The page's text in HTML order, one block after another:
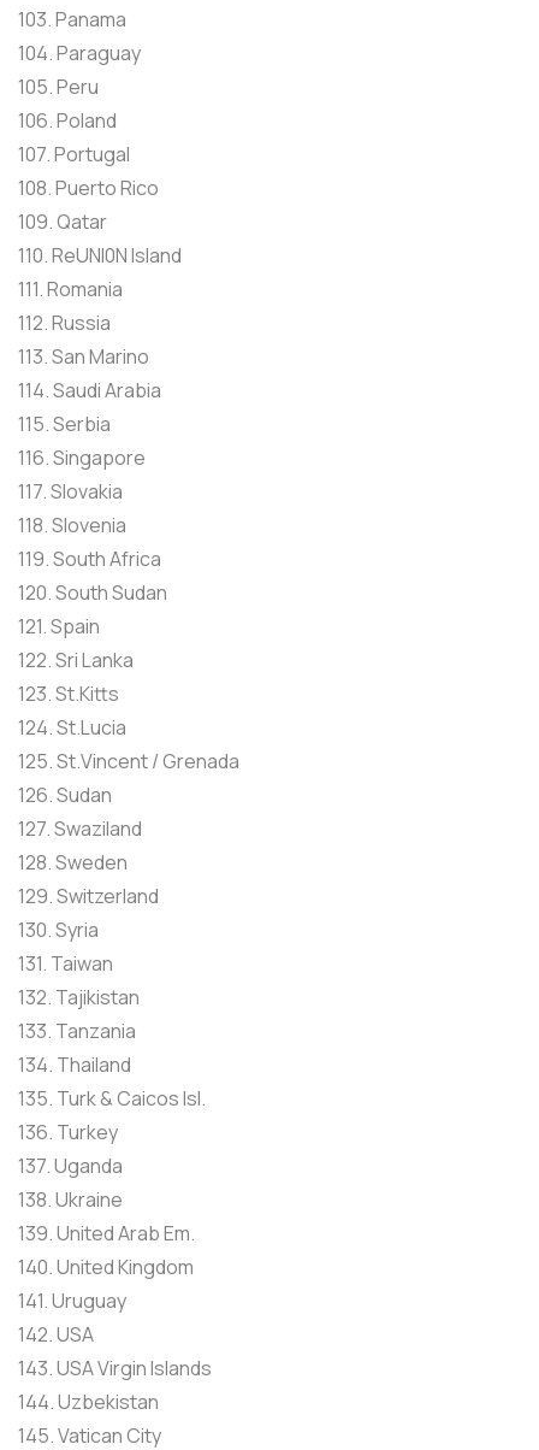
103. Panama
104. Paraguay
105. Peru
106. Poland
107. Portugal
108. Puerto Rico
109. Qatar
110. ReUNI0N Island
111. Romania
112. Russia
113. San Marino
114. Saudi Arabia
115. Serbia
116. Singapore
117. Slovakia
118. Slovenia
119. South Africa
120. South Sudan
121. Spain
122. Sri Lanka
123. St.Kitts
124. St.Lucia
125. St.Vincent / Grenada
126. Sudan
127. Swaziland
128. Sweden
129. Switzerland
130. Syria
131. Taiwan
132. Tajikistan
133. Tanzania
134. Thailand
135. Turk & Caicos Isl.
136. Turkey
137. Uganda
138. Ukraine
139. United Arab Em.
140. United Kingdom
141. Uruguay
142. USA
143. USA Virgin Islands
144. Uzbekistan
145. Vatican City